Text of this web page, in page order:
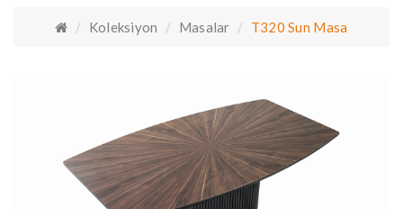
Koleksiyon Masalar T320 Sun Masa